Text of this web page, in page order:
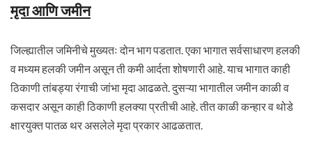
मृदा आणि जमीन
जिल्ह्यातील जमिनीचे मुख्यतः दोन भाग पडतात. एका भागात सर्वसाधारण हलकी
व मध्यम हलकी जमीन असून ती कमी आर्दता शोषणारी आहे. याच भागात काही
ठिकाणी तांबड्या रंगाची जांभा मृदा आढळते. दुसऱ्या भागातील जमीन काळी व
कसदार असून काही ठिकाणी हलक्या प्रतीची आहे. तीत काळी कन्हार व थोडे
क्षारयुक्त पातळ थर असलेले मृदा प्रकार आढळतात.